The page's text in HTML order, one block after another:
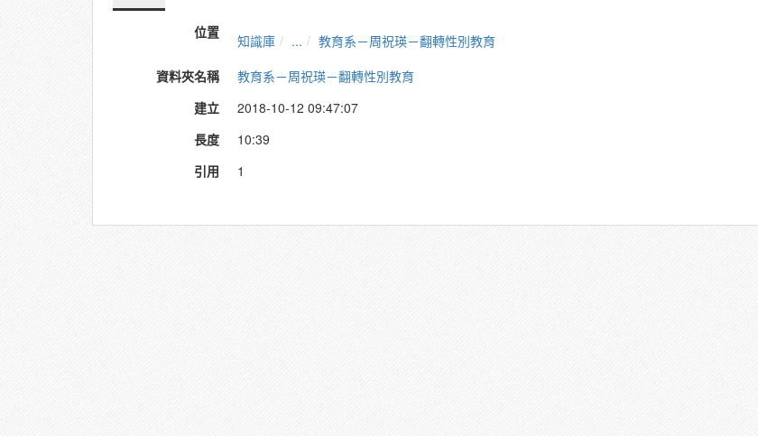
位置 知識庫 ...
教育系－周祝瑛－翻轉性別教育
資料夾名稱
教育系－周祝瑛－翻轉性別教育
建立
2018-10-12 09:47:07
長度
10:39
引用
1